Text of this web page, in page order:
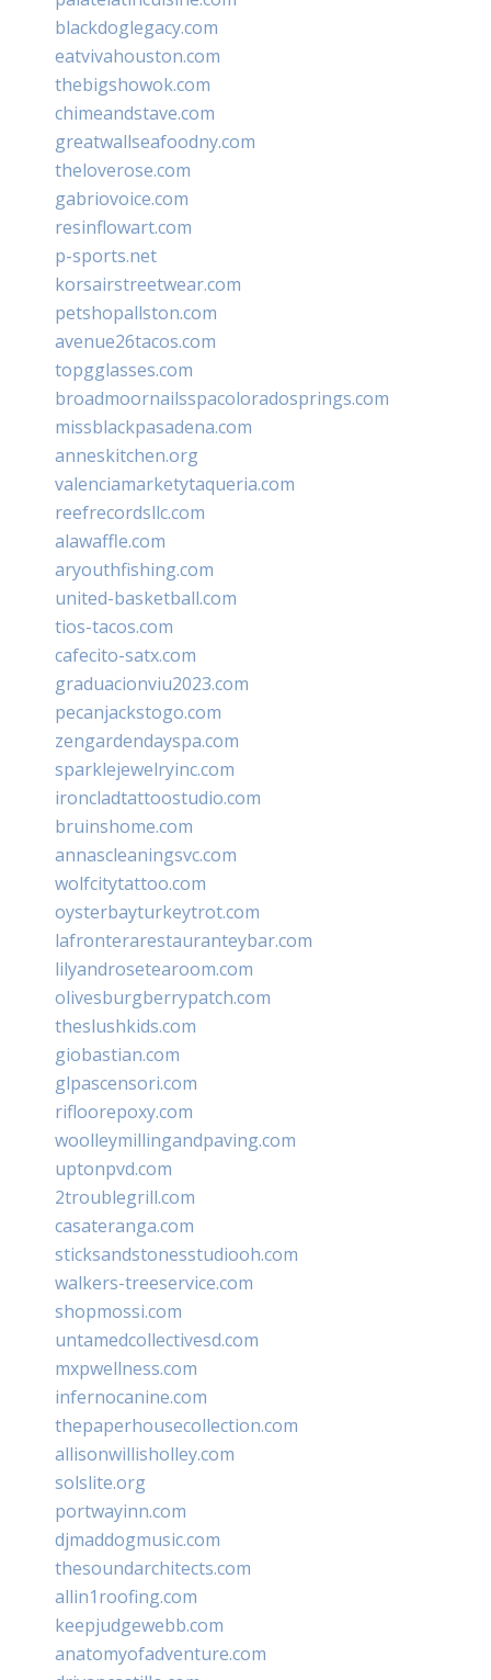
blackdoglegacy.com
eatvivahouston.com
thebigshowok.com
chimeandstave.com
greatwallseafoodny.com
theloverose.com
gabriovoice.com
resinflowart.com
p-sports.net
korsairstreetwear.com
petshopallston.com
avenue26tacos.com
topgglasses.com
broadmoornailsspacoloradosprings.com
missblackpasadena.com
anneskitchen.org
valenciamarketytaqueria.com
reefrecordsllc.com
alawaffle.com
aryouthfishing.com
united-basketball.com
tios-tacos.com
cafecito-satx.com
graduacionviu2023.com
pecanjackstogo.com
zengardendayspa.com
sparklejewelryinc.com
ironcladtattoostudio.com
bruinshome.com
annascleaningsvc.com
wolfcitytattoo.com
oysterbayturkeytrot.com
lafronterarestauranteybar.com
lilyandrosetearoom.com
olivesburgberrypatch.com
theslushkids.com
giobastian.com
glpascensori.com
rifloorepoxy.com
woolleymillingandpaving.com
uptonpvd.com
2troublegrill.com
casateranga.com
sticksandstonesstudiooh.com
walkers-treeservice.com
shopmossi.com
untamedcollectivesd.com
mxpwellness.com
infernocanine.com
thepaperhousecollection.com
allisonwillisholley.com
solslite.org
portwayinn.com
djmaddogmusic.com
thesoundarchitects.com
allin1roofing.com
keepjudgewebb.com
anatomyofadventure.com